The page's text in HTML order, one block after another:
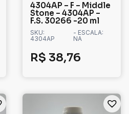
4304AP – F – Middle
Stone – 4304AP –
F.S. 30266 -20 ml
SKU:
4304AP
- ESCALA:
NA
R$ 38,76